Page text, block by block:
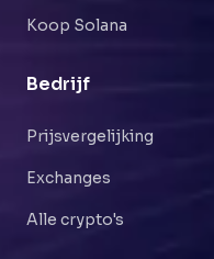
Koop Solana
Bedrijf
Prijsvergelijking
Exchanges
Alle crypto's